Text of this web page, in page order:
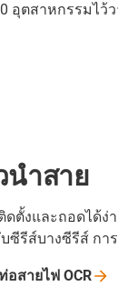
อุตสาหกรรมไว้
นำสาย
ดตั้งและถอดได้
รีส์บางซีรีส์ กา
อสายไฟ OCR